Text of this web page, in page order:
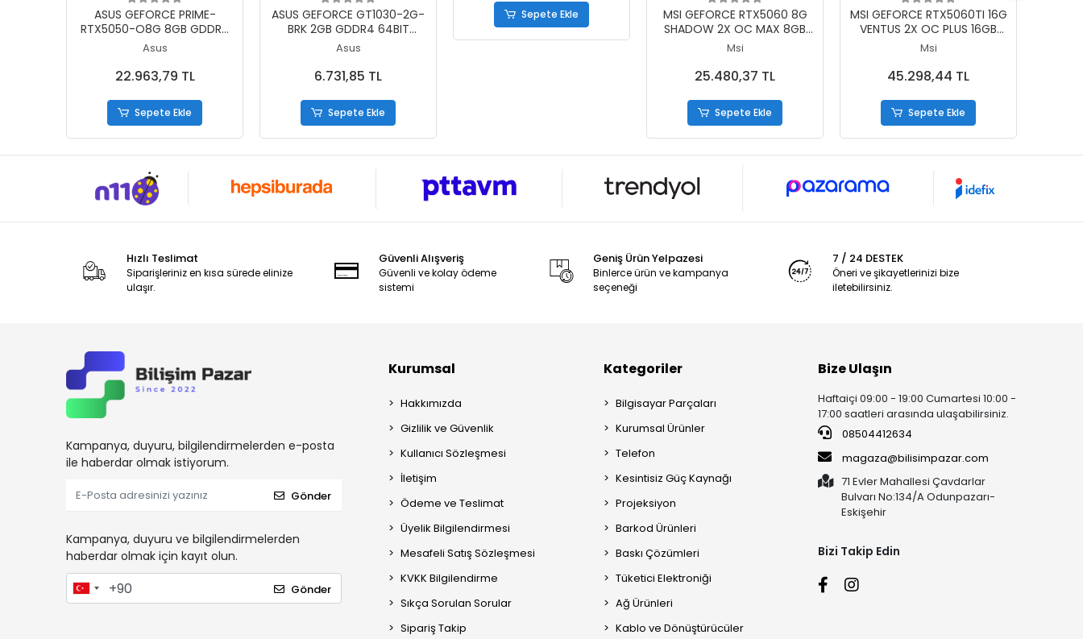
Sepete Ekle
ASUS GEFORCE PRIME-
RTX5050-O8G 8GB GDDR6
128BIT 1XHDMI 3XDP EKRAN
Asus
22.963,79 TL
Sepete Ekle
Sepete Ekle
ASUS GEFORCE GT1030-2G-
BRK 2GB GDDR4 64BIT
1XHDMI 1XDP EKRAN KARTI
Asus
6.731,85 TL
Sepete Ekle
Sepete Ekle Sepete Ekle
MSI GEFORCE RTX5060 8G
SHADOW 2X OC MAX 8GB
GDDR7 128BIT 1XHDMI 3XDP
Msi
25.480,37 TL
Sepete Ekle
Sepete Ekle
MSI GEFORCE RTX5060TI 16G
VENTUS 2X OC PLUS 16GB
GDDR7 128BIT 1XHDMI 3XDP
Msi
45.298,44 TL
Sepete Ekle
Hızlı Teslimat
Siparişleriniz en kısa sürede elinize
ulaşır.
Güvenli Alışveriş
Güvenli ve kolay ödeme
sistemi
Geniş Ürün Yelpazesi
Binlerce ürün ve kampanya
seçeneği
7 / 24 DESTEK
Öneri ve şikayetlerinizi bize
iletebilirsiniz.
Kampanya, duyuru, bilgilendirmelerden e-posta
ile haberdar olmak istiyorum.
Gönder
Kampanya, duyuru ve bilgilendirmelerden
haberdar olmak için kayıt olun.
Gönder
Kurumsal
Hakkımızda
Gizlilik ve Güvenlik
Kullanıcı Sözleşmesi
İletişim
Ödeme ve Teslimat
Üyelik Bilgilendirmesi
Mesafeli Satış Sözleşmesi
KVKK Bilgilendirme
Sıkça Sorulan Sorular
Sipariş Takip
Kategoriler
Bilgisayar Parçaları
Kurumsal Ürünler
Telefon
Kesintisiz Güç Kaynağı
Projeksiyon
Barkod Ürünleri
Baskı Çözümleri
Tüketici Elektroniği
Ağ Ürünleri
Kablo ve Dönüştürücüler
Bize Ulaşın
Haftaiçi 09:00 - 19:00 Cumartesi 10:00 -
17:00 saatleri arasında ulaşabilirsiniz.
08504412634
magaza@bilisimpazar.com
71 Evler Mahallesi Çavdarlar
Bulvarı No:134/A Odunpazarı-
Eskişehir
Bizi Takip Edin